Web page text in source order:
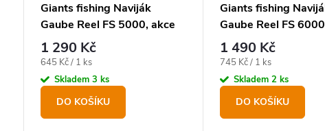
Giants fishing Naviják
Gaube Reel FS 5000, akce
1+1 zdarma!
1 290 Kč
Měrná
cena:
645 Kč / 1 ks
Skladem 3 ks
DO KOŠÍKU
Giants fishing
Gaube Reel FS
1+1 zdarma!
1 490 Kč
Měrná
cena:
745 Kč / 1 ks
Skladem 2 ks
DO KOŠÍKU